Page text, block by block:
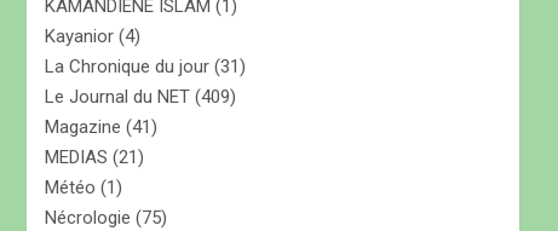
KAMANDIENE ISLAM (1)
Kayanior (4)
La Chronique du jour (31)
Le Journal du NET (409)
Magazine (41)
MEDIAS (21)
Météo (1)
Nécrologie (75)